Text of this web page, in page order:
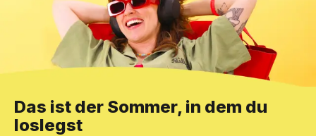
Das ist der Sommer, in dem du
loslegst